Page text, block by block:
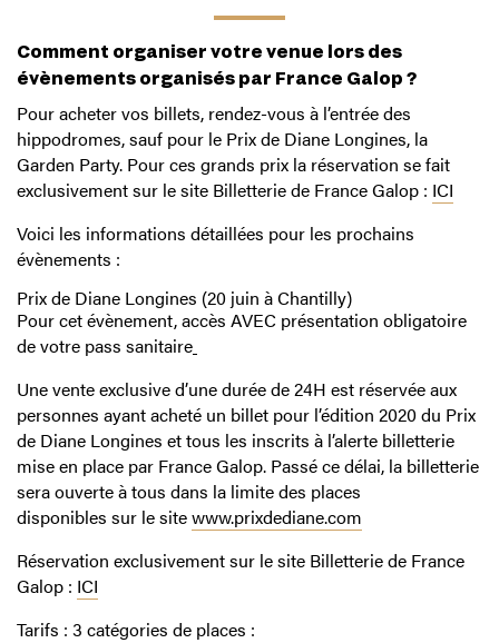
Comment organiser votre venue lors des
évènements organisés par France Galop ?
Pour acheter vos billets, rendez-vous à l’entrée des
hippodromes, sauf pour le Prix de Diane Longines, la
Garden Party. Pour ces grands prix la réservation se fait
exclusivement sur le site Billetterie de France Galop : ICI
Voici les informations détaillées pour les prochains
évènements :
Prix de Diane Longines (20 juin à Chantilly)
Pour cet évènement, accès AVEC présentation obligatoire
de votre pass sanitaire
Une vente exclusive d’une durée de 24H est réservée aux
personnes ayant acheté un billet pour l’édition 2020 du Prix
de Diane Longines et tous les inscrits à l’alerte billetterie
mise en place par France Galop. Passé ce délai, la billetterie
sera ouverte à tous dans la limite des places
disponibles sur le sitewww.prixdediane.com
Réservation exclusivement sur le site Billetterie de France
Galop : ICI
Tarifs : 3 catégories de places :